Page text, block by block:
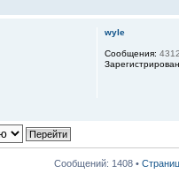
wyle
Сообщения:
Сообщений: 1408 •